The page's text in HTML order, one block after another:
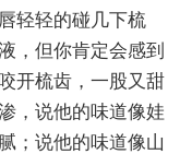
轻轻的碰几下梳
，但你肯定会感到
开梳齿，一股又甜
，说他的味道像娃
；说他的味道像山